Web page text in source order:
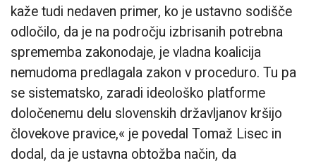
kaže tudi nedaven primer, ko je ustavno sodišče
odločilo, da je na področju izbrisanih potrebna
sprememba zakonodaje, je vladna koalicija
nemudoma predlagala zakon v proceduro. Tu pa
se sistematsko, zaradi ideološko platforme
določenemu delu slovenskih državljanov kršijo
človekove pravice,« je povedal Tomaž Lisec in
dodal, da je ustavna obtožba način, da